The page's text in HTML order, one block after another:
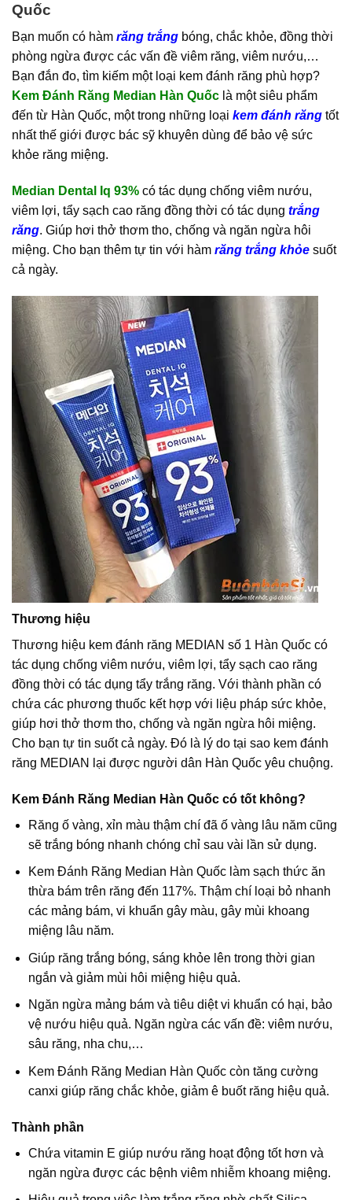
Quốc
Bạn muốn có hàm răng trắng bóng, chắc khỏe, đồng thời
phòng ngừa được các vấn đề viêm răng, viêm nướu,…
Bạn đắn đo, tìm kiếm một loại kem đánh răng phù hợp?
Kem Đánh Răng Median Hàn Quốc là một siêu phẩm
đến từ Hàn Quốc, một trong những loại kem đánh răng tốt
nhất thế giới được bác sỹ khuyên dùng để bảo vệ sức
khỏe răng miệng.
Median Dental Iq 93% có tác dụng chống viêm nướu,
viêm lợi, tẩy sạch cao răng đồng thời có tác dụng trắng
răng. Giúp hơi thở thơm tho, chống và ngăn ngừa hôi
miệng. Cho bạn thêm tự tin với hàm răng trắng khỏe suốt
cả ngày.
Thương hiệu
Thương hiệu kem đánh răng MEDIAN số 1 Hàn Quốc có
tác dụng chống viêm nướu, viêm lợi, tẩy sạch cao răng
đồng thời có tác dụng tẩy trắng răng. Với thành phần có
chứa các phương thuốc kết hợp với liệu pháp sức khỏe,
giúp hơi thở thơm tho, chống và ngăn ngừa hôi miệng.
Cho bạn tự tin suốt cả ngày. Đó là lý do tại sao kem đánh
răng MEDIAN lại được người dân Hàn Quốc yêu chuộng.
Kem Đánh Răng Median Hàn Quốc có tốt không?
Răng ố vàng, xỉn màu thậm chí đã ố vàng lâu năm cũng
sẽ trắng bóng nhanh chóng chỉ sau vài lần sử dụng.
Kem Đánh Răng Median Hàn Quốc làm sạch thức ăn
thừa bám trên răng đến 117%. Thậm chí loại bỏ nhanh
các mảng bám, vi khuẩn gây màu, gây mùi khoang
miệng lâu năm.
Giúp răng trắng bóng, sáng khỏe lên trong thời gian
ngắn và giảm mùi hôi miệng hiệu quả.
Ngăn ngừa mảng bám và tiêu diệt vi khuẩn có hại, bảo
vệ nướu hiệu quả. Ngăn ngừa các vấn đề: viêm nướu,
sâu răng, nha chu,…
Kem Đánh Răng Median Hàn Quốc còn tăng cường
canxi giúp răng chắc khỏe, giảm ê buốt răng hiệu quả.
Thành phần
Chứa vitamin E giúp nướu răng hoạt động tốt hơn và
ngăn ngừa được các bệnh viêm nhiễm khoang miệng.